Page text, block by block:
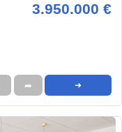
3.950.000 €
➦ ➜